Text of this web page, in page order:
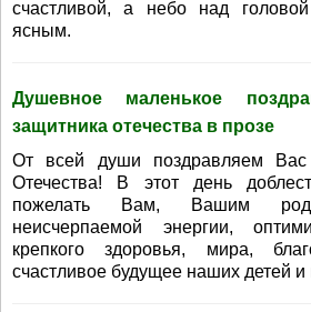
счастливой, а небо над
ясным.
Душевное маленькое
защитника отечества в прозе
От всей души поздравляем
Отечества! В этот день
пожелать Вам, Вашим
неисчерпаемой энергии,
крепкого здоровья, мира,
счастливое будущее наших детей